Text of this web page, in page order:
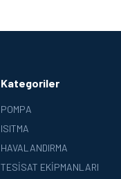
Kategoriler
POMPA
ISITMA
HAVALANDIRMA
TESISAT EKIPMANLARI